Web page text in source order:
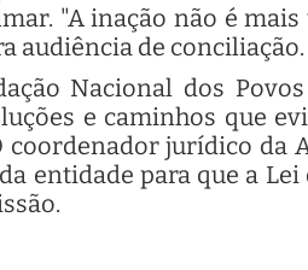
"A inação não é
audiência de conciliação.
Nacional dos
e caminhos que
coordenador jurídico da
entidade para que a